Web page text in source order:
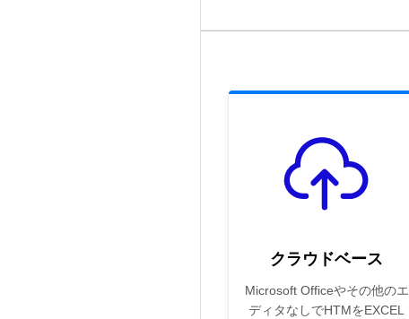
クラウドベース
Microsoft Officeやその他のエ
ディタなしでHTMをEXCEL